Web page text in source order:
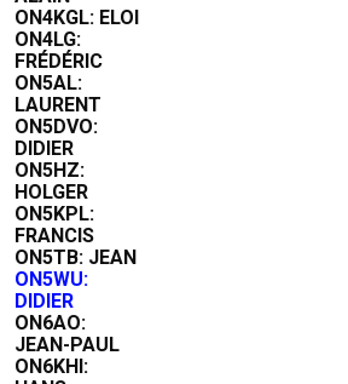
ON4KGL: ELOI
ON4LG:
FRÉDÉRIC
ON5AL:
LAURENT
ON5DVO:
DIDIER
ON5HZ:
HOLGER
ON5KPL:
FRANCIS
ON5TB: JEAN
ON5WU:
DIDIER
ON6AO:
JEAN-PAUL
ON6KHI: